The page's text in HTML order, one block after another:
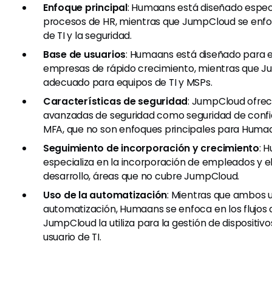
Enfoque principal: Humaans está diseñado
procesos de HR, mientras que JumpCloud se
de TI y la seguridad.
Base de usuarios: Humaans está diseñado para
empresas de rápido crecimiento, mientras que
adecuado para equipos de TI y MSPs.
Características de seguridad: JumpCloud
avanzadas de seguridad como seguridad de
MFA, que no son enfoques principales para
Seguimiento de incorporación y crecimiento:
especializa en la incorporación de empleados y
desarrollo, áreas que no cubre JumpCloud.
Uso de la automatización: Mientras que ambos
automatización, Humaans se enfoca en los flujos
JumpCloud la utiliza para la gestión de
usuario de TI.